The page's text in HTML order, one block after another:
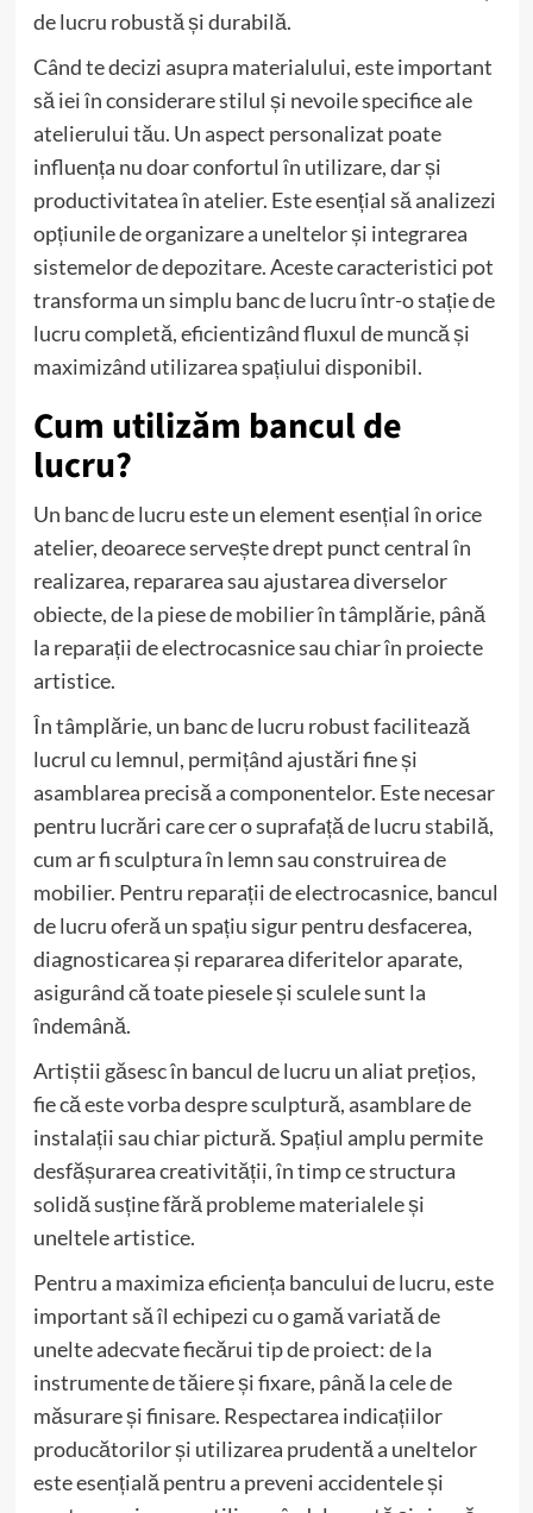
de lucru robustă și durabilă.
Când te decizi asupra materialului, este important
să iei în considerare stilul și nevoile specifice ale
atelierului tău. Un aspect personalizat poate
influența nu doar confortul în utilizare, dar și
productivitatea în atelier. Este esențial să analizezi
opțiunile de organizare a uneltelor și integrarea
sistemelor de depozitare. Aceste caracteristici pot
transforma un simplu banc de lucru într-o stație de
lucru completă, eficientizând fluxul de muncă și
maximizând utilizarea spațiului disponibil.
Cum utilizăm bancul de
lucru?
Un banc de lucru este un element esențial în orice
atelier, deoarece servește drept punct central în
realizarea, repararea sau ajustarea diverselor
obiecte, de la piese de mobilier în tâmplărie, până
la reparații de electrocasnice sau chiar în proiecte
artistice.
În tâmplărie, un banc de lucru robust facilitează
lucrul cu lemnul, permițând ajustări fine și
asamblarea precisă a componentelor. Este necesar
pentru lucrări care cer o suprafață de lucru stabilă,
cum ar fi sculptura în lemn sau construirea de
mobilier. Pentru reparații de electrocasnice, bancul
de lucru oferă un spațiu sigur pentru desfacerea,
diagnosticarea și repararea diferitelor aparate,
asigurând că toate piesele și sculele sunt la
îndemână.
Artiștii găsesc în bancul de lucru un aliat prețios,
fie că este vorba despre sculptură, asamblare de
instalații sau chiar pictură. Spațiul amplu permite
desfășurarea creativității, în timp ce structura
solidă susține fără probleme materialele și
uneltele artistice.
Pentru a maximiza eficiența bancului de lucru, este
important să îl echipezi cu o gamă variată de
unelte adecvate fiecărui tip de proiect: de la
instrumente de tăiere și fixare, până la cele de
măsurare și finisare. Respectarea indicațiilor
producătorilor și utilizarea prudentă a uneltelor
este esențială pentru a preveni accidentele și